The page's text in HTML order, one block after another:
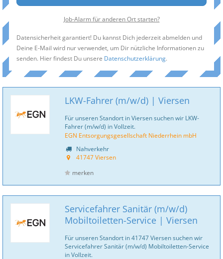
Job-Alarm für anderen Ort starten?
Datensicherheit garantiert! Du kannst Dich jederzeit abmelden und
Deine E-Mail wird nur verwendet, um Dir nützliche Informationen zu
senden. Hier findest Du unsere Datenschutzerklärung.
LKW-Fahrer (m/w/d) | Viersen
Für unseren Standort in Viersen suchen wir LKW-
Fahrer (m/w/d) in Vollzeit.
EGN Entsorgungsgesellschaft Niederrhein mbH
Nahverkehr
41747 Viersen
merken
Servicefahrer Sanitär (m/w/d)
Mobiltoiletten-Service | Viersen
Für unseren Standort in 41747 Viersen suchen wir
Servicefahrer Sanitär (m/w/d) Mobiltoiletten-Service
in Vollzeit.